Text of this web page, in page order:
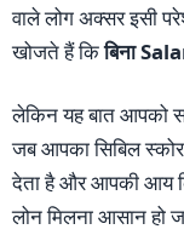
वाले लोग अक्सर इसी
खोजते हैं किबिना
लेकिन यह बात आपको
जब आपका सिबिल
देता है और आपकी आय
लोन मिलना आसान हो